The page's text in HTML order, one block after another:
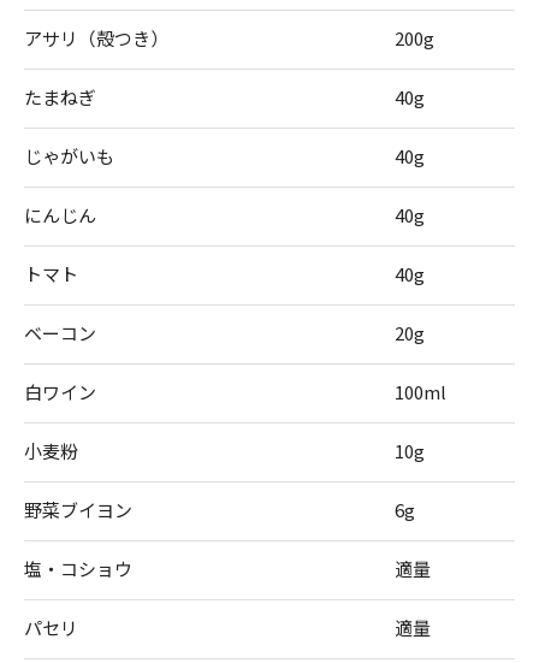
アサリ（殻つき） 200g
たまねぎ 40g
じゃがいも 40g
にんじん 40g
トマト 40g
ベーコン 20g
白ワイン 100ml
小麦粉 10g
野菜ブイヨン 6g
塩・コショウ 適量
パセリ 適量